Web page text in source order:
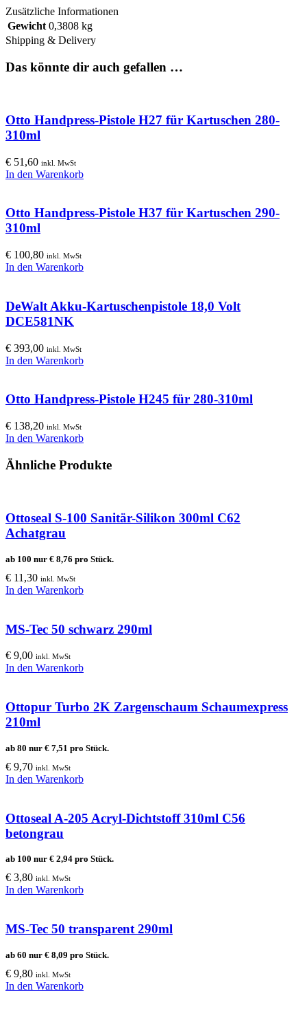
Zusätzliche Informationen
Gewicht 0,3808 kg
Shipping & Delivery
Das könnte dir auch gefallen …
Otto Handpress-Pistole H27 für Kartuschen 280-
310ml
€ 51,60 inkl. MwSt
In den Warenkorb
Otto Handpress-Pistole H37 für Kartuschen 290-
310ml
€ 100,80 inkl. MwSt
In den Warenkorb
DeWalt Akku-Kartuschenpistole 18,0 Volt
DCE581NK
€ 393,00 inkl. MwSt
In den Warenkorb
Otto Handpress-Pistole H245 für 280-310ml
€ 138,20 inkl. MwSt
In den Warenkorb
Ähnliche Produkte
Ottoseal S-100 Sanitär-Silikon 300ml C62
Achatgrau
ab 100 nur € 8,76 pro Stück.
€ 11,30 inkl. MwSt
In den Warenkorb
MS-Tec 50 schwarz 290ml
€ 9,00 inkl. MwSt
In den Warenkorb
Ottopur Turbo 2K Zargenschaum Schaumexpress
210ml
ab 80 nur € 7,51 pro Stück.
€ 9,70 inkl. MwSt
In den Warenkorb
Ottoseal A-205 Acryl-Dichtstoff 310ml C56
betongrau
ab 100 nur € 2,94 pro Stück.
€ 3,80 inkl. MwSt
In den Warenkorb
MS-Tec 50 transparent 290ml
ab 60 nur € 8,09 pro Stück.
€ 9,80 inkl. MwSt
In den Warenkorb